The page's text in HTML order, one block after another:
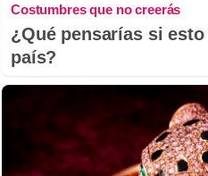
Costumbres que no creerás
¿Qué pensarías si
país?